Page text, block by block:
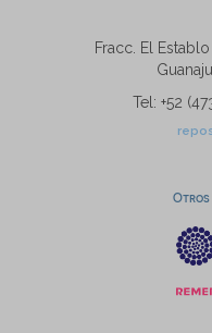
Fracc. El
Tel: +52
Otros